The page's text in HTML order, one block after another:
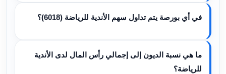
في أي بورصة يتم تداول سهم الأندية للرياضة (6018)؟
ما هي نسبة الديون إلى إجمالي رأس المال لدى الأندية
للرياضة؟